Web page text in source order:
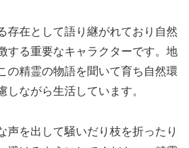
存在として語り継がれており自然
する重要なキャラクターです。地
の精霊の物語を聞いて育ち自然環
しながら生活しています。
声を出して騒いだり枝を折ったり